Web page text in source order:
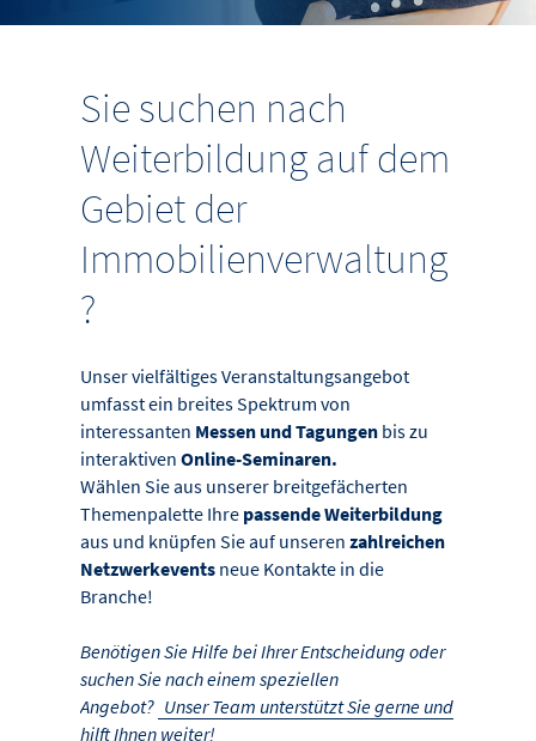
Sie suchen nach
Weiterbildung auf dem
Gebiet der
Immobilienverwaltung
?
Unser vielfältiges Veranstaltungsangebot
umfasst ein breites Spektrum von
interessanten Messen und Tagungen bis zu
interaktivenOnline-Seminaren.
Wählen Sie aus unserer breitgefächerten
Themenpalette Ihre passende Weiterbildung
aus und knüpfen Sie auf unseren zahlreichen
Netzwerkevents neue Kontakte in die
Branche!
Benötigen Sie Hilfe bei Ihrer Entscheidung oder
suchen Sie nach einem speziellen
Angebot? Unser Team unterstützt Sie gerne und
hilft Ihnen weiter!